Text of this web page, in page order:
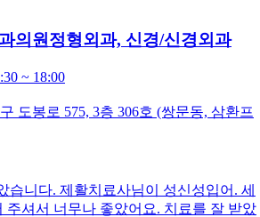
의원 정형외과, 신경/신경외과
~ 18:00
도봉로 575, 3층 306호 (쌍문동, 삼환프
습니다. 제활치료사님이 성신성입어. 세
주셔서 너무나 좋았어요. 치료를 잘 받았